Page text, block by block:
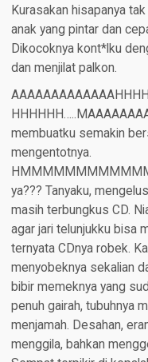
Kurasakan hisapanya
anak yang pintar dan
Dikocoknya kont*lku
dan menjilat palkon.
membuatku semakin
mengentotnya.
ya??? Tanyaku,
masih terbungkus CD.
agar jari telunjukku bisa
ternyata CDnya robek.
menyobeknya sekalian
bibir memeknya yang
penuh gairah, tubuhnya
menjamah. Desahan,
menggila, bahkan